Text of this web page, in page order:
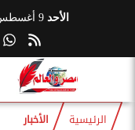
الأحد 9 أغسطس 2026
الرئيسية الأخبار